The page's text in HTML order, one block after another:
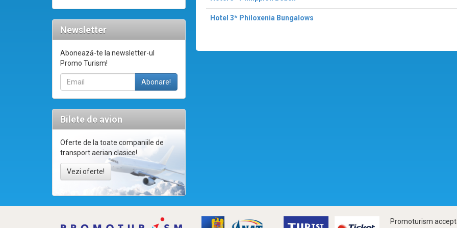
Newsletter
Abonează-te la newsletter-ul
Promo Turism!
Bilete de avion
Oferte de la toate companiile de
transport aerian clasice!
Vezi oferte!
Hotel 3* Philoxenia Bungalows
Promoturism